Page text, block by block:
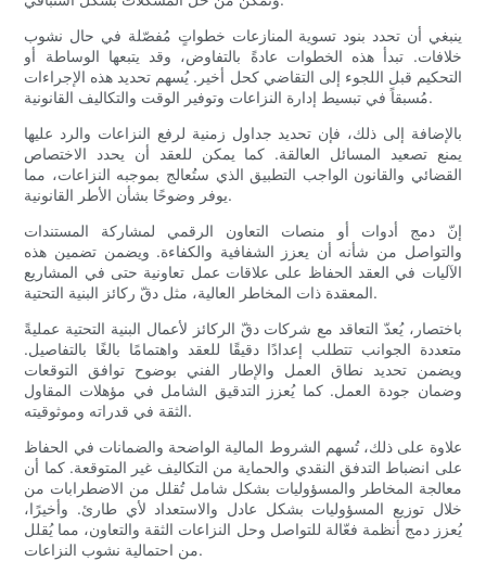
ينبغي أن تحدد بنود تسوية المنازعات خطواتٍ مُفصّلة في حال نشوب
خلافات. تبدأ هذه الخطوات عادةً بالتفاوض، وقد يتبعها الوساطة أو
التحكيم قبل اللجوء إلى التقاضي كحل أخير. يُسهم تحديد هذه الإجراءات
مُسبقاً في تبسيط إدارة النزاعات وتوفير الوقت والتكاليف القانونية.
بالإضافة إلى ذلك، فإن تحديد جداول زمنية لرفع النزاعات والرد عليها
يمنع تصعيد المسائل العالقة. كما يمكن للعقد أن يحدد الاختصاص
القضائي والقانون الواجب التطبيق الذي ستُعالج بموجبه النزاعات، مما
يوفر وضوحًا بشأن الأطر القانونية.
إنّ دمج أدوات أو منصات التعاون الرقمي لمشاركة المستندات
والتواصل من شأنه أن يعزز الشفافية والكفاءة. ويضمن تضمين هذه
الآليات في العقد الحفاظ على علاقات عمل تعاونية حتى في المشاريع
المعقدة ذات المخاطر العالية، مثل دقّ ركائز البنية التحتية.
باختصار، يُعدّ التعاقد مع شركات دقّ الركائز لأعمال البنية التحتية عمليةً
متعددة الجوانب تتطلب إعدادًا دقيقًا للعقد واهتمامًا بالغًا بالتفاصيل.
ويضمن تحديد نطاق العمل والإطار الفني بوضوح توافق التوقعات
وضمان جودة العمل. كما يُعزز التدقيق الشامل في مؤهلات المقاول
الثقة في قدراته وموثوقيته.
علاوة على ذلك، تُسهم الشروط المالية الواضحة والضمانات في الحفاظ
على انضباط التدفق النقدي والحماية من التكاليف غير المتوقعة. كما أن
معالجة المخاطر والمسؤوليات بشكل شامل تُقلل من الاضطرابات من
خلال توزيع المسؤوليات بشكل عادل والاستعداد لأي طارئ. وأخيرًا،
يُعزز دمج أنظمة فعّالة للتواصل وحل النزاعات الثقة والتعاون، مما يُقلل
من احتمالية نشوب النزاعات.